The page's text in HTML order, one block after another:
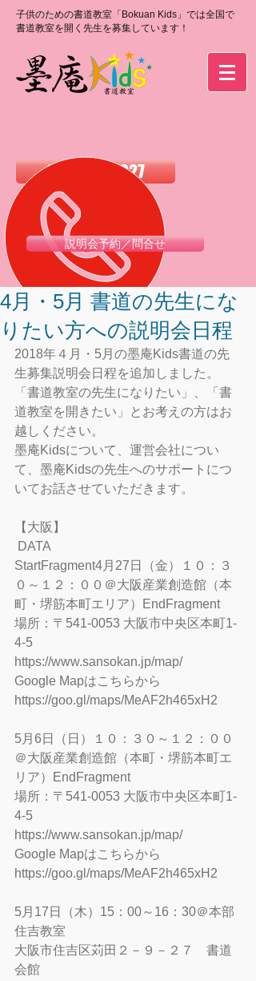
子供のための書道教室「Bokuan Kids」では全国で
書道教室を開く先生を募集しています！
0120-988-027
説明会予約／問合せ
4月・5月 書道の先生にな
りたい方への説明会日程
2018年４月・5月の墨庵Kids書道の先
生募集説明会日程を追加しました。
「書道教室の先生になりたい」、「書
道教室を開きたい」とお考えの方はお
越しください。
墨庵Kidsについて、運営会社につい
て、墨庵Kidsの先生へのサポートにつ
いてお話させていただきます。
【大阪】
DATA
StartFragment4月27日（金）１０：３
０～１２：００＠大阪産業創造館（本
町・堺筋本町エリア）EndFragment
場所：〒541-0053 大阪市中央区本町1-
4-5
https://www.sansokan.jp/map/
Google Mapはこちらから
https://goo.gl/maps/MeAF2h465xH2
5月6日（日）１０：３０～１２：００
＠大阪産業創造館（本町・堺筋本町エ
リア）EndFragment
場所：〒541-0053 大阪市中央区本町1-
4-5
https://www.sansokan.jp/map/
Google Mapはこちらから
https://goo.gl/maps/MeAF2h465xH2
5月17日（木）15：00～16：30＠本部
住吉教室
大阪市住吉区苅田２－９－２７　書道
会館